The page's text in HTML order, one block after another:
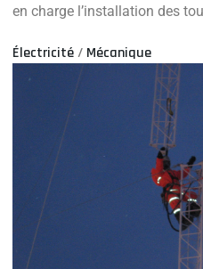
en charge l’installation des
Électricité/ Mécanique